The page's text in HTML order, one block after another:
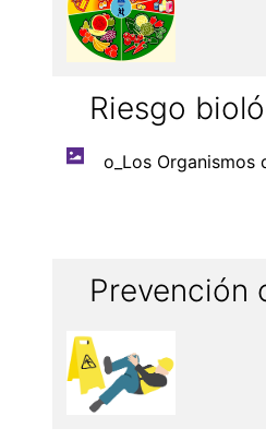
Riesgo
o_Los Organismos
Prevención